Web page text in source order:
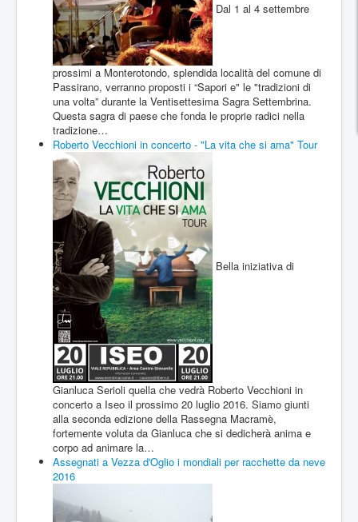
Dal 1 al 4 settembre
prossimi a Monterotondo, splendida località del comune di
Passirano, verranno proposti i “Sapori e" le "tradizioni di
una volta” durante la Ventisettesima Sagra Settembrina.
Questa sagra di paese che fonda le proprie radici nella
tradizione…
Roberto Vecchioni in concerto - "La vita che si ama" Tour
Bella iniziativa di
Gianluca Serioli quella che vedrà Roberto Vecchioni in
concerto a Iseo il prossimo 20 luglio 2016. Siamo giunti
alla seconda edizione della Rassegna Macramè,
fortemente voluta da Gianluca che si dedicherà anima e
corpo ad animare la…
Assegnati a Vezza d'Oglio i mondiali per racchette da neve
2016